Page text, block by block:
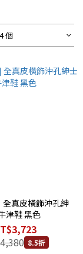
個
真皮橫飾沖孔紳
津鞋 黑色
8.5折